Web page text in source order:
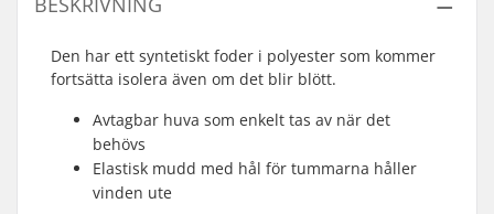
Den har ett syntetiskt foder i polyester som kommer
fortsätta isolera även om det blir blött.
Avtagbar huva som enkelt tas av när det
behövs
Elastisk mudd med hål för tummarna håller
vinden ute